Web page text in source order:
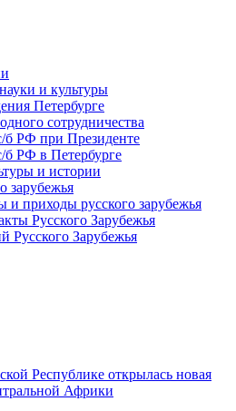
и культуры
Петербурге
сотрудничества
б РФ при Президенте
б РФ в Петербурге
и истории
зарубежья
и приходы русского зарубежья
Русского Зарубежья
Русского Зарубежья
Республике открылась новая
Африки